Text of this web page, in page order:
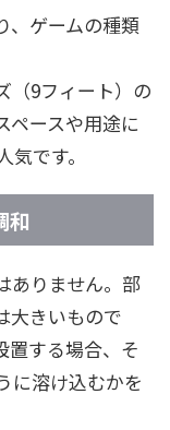
、ゲームの種類
（9フィート）の
ペースや用途に
です。
和
ありません。部
大きいもので
置する場合、そ
に溶け込むかを